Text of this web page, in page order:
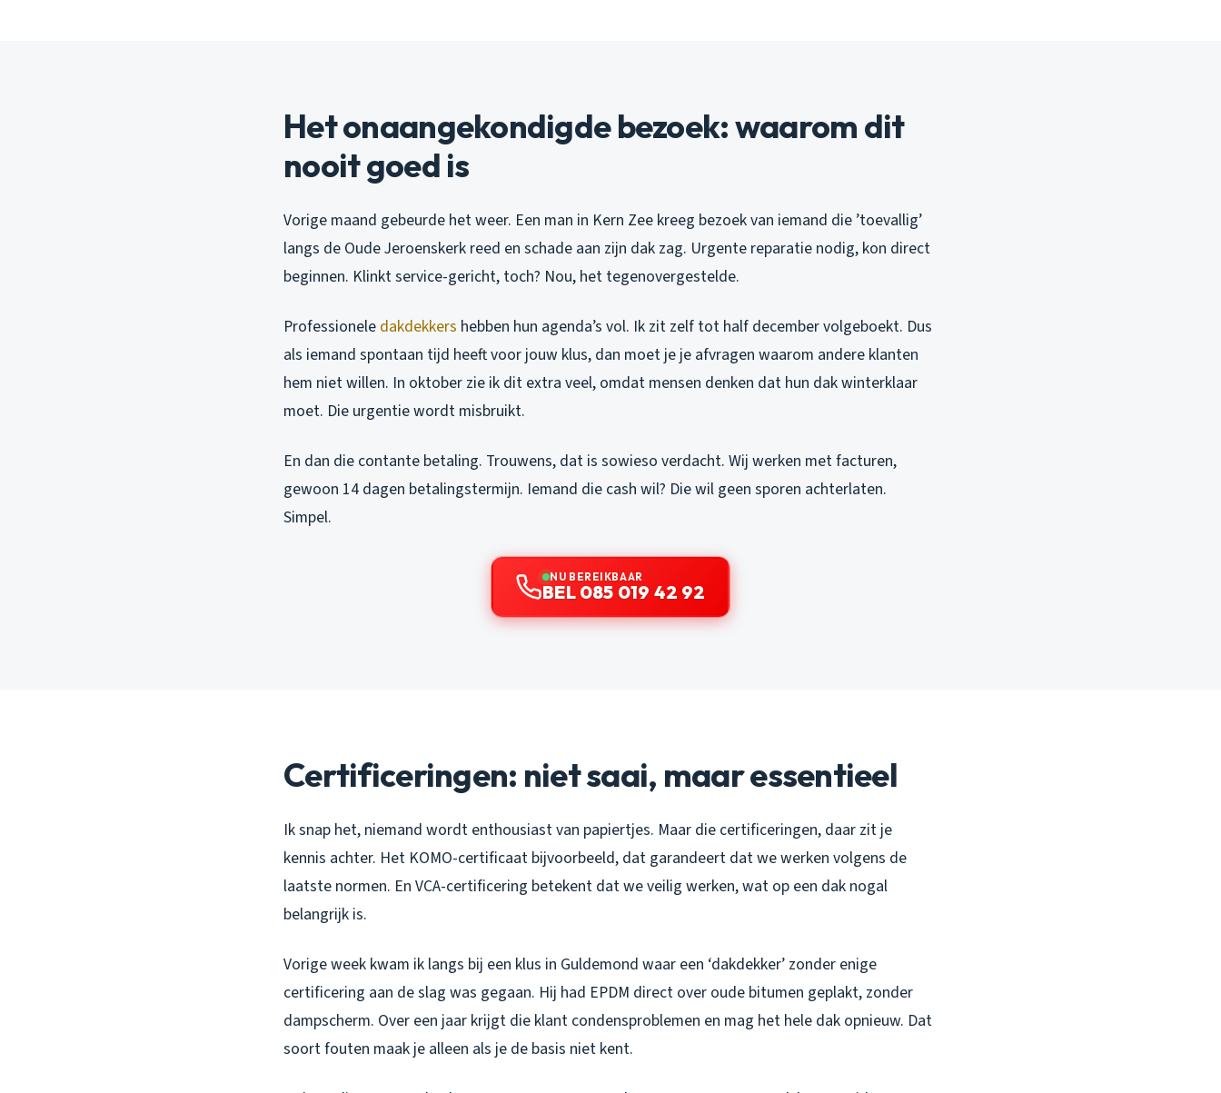
Het onaangekondigde bezoek: waarom dit
nooit goed is
Vorige maand gebeurde het weer. Een man in Kern Zee kreeg bezoek van iemand die ’toevallig’
langs de Oude Jeroenskerk reed en schade aan zijn dak zag. Urgente reparatie nodig, kon direct
beginnen. Klinkt service-gericht, toch? Nou, het tegenovergestelde.
Professionele dakdekkers hebben hun agenda’s vol. Ik zit zelf tot half december volgeboekt. Dus
als iemand spontaan tijd heeft voor jouw klus, dan moet je je afvragen waarom andere klanten
hem niet willen. In oktober zie ik dit extra veel, omdat mensen denken dat hun dak winterklaar
moet. Die urgentie wordt misbruikt.
En dan die contante betaling. Trouwens, dat is sowieso verdacht. Wij werken met facturen,
gewoon 14 dagen betalingstermijn. Iemand die cash wil? Die wil geen sporen achterlaten.
Simpel.
NU BEREIKBAAR
BEL 085 019 42 92
Certificeringen: niet saai, maar essentieel
Ik snap het, niemand wordt enthousiast van papiertjes. Maar die certificeringen, daar zit je
kennis achter. Het KOMO-certificaat bijvoorbeeld, dat garandeert dat we werken volgens de
laatste normen. En VCA-certificering betekent dat we veilig werken, wat op een dak nogal
belangrijk is.
Vorige week kwam ik langs bij een klus in Guldemond waar een ‘dakdekker’ zonder enige
certificering aan de slag was gegaan. Hij had EPDM direct over oude bitumen geplakt, zonder
dampscherm. Over een jaar krijgt die klant condensproblemen en mag het hele dak opnieuw. Dat
soort fouten maak je alleen als je de basis niet kent.